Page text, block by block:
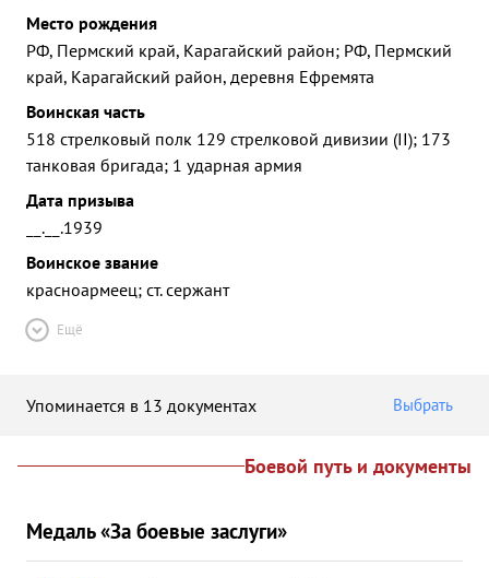
Место рождения
РФ, Пермский край, Карагайский район; РФ, Пермский
край, Карагайский район, деревня Ефремята
Воинская часть
518 стрелковый полк 129 стрелковой дивизии (II); 173
танковая бригада; 1 ударная армия
Дата призыва
__.__.1939
Воинское звание
красноармеец; ст. сержант
Ещё
Упоминается в 13 документах Выбрать
Боевой путь и документы
Медаль «За боевые заслуги»